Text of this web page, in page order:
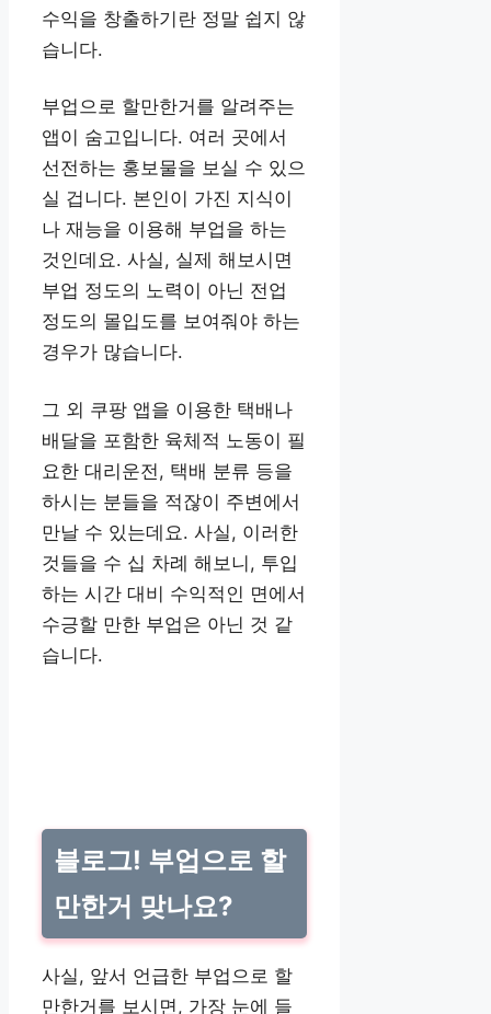
수익을 창출하기란 정말 쉽지 않
습니다.
부업으로 할만한거를 알려주는
앱이 숨고입니다. 여러 곳에서
선전하는 홍보물을 보실 수 있으
실 겁니다. 본인이 가진 지식이
나 재능을 이용해 부업을 하는
것인데요. 사실, 실제 해보시면
부업 정도의 노력이 아닌 전업
정도의 몰입도를 보여줘야 하는
경우가 많습니다.
그 외 쿠팡 앱을 이용한 택배나
배달을 포함한 육체적 노동이 필
요한 대리운전, 택배 분류 등을
하시는 분들을 적잖이 주변에서
만날 수 있는데요. 사실, 이러한
것들을 수 십 차례 해보니, 투입
하는 시간 대비 수익적인 면에서
수긍할 만한 부업은 아닌 것 같
습니다.
블로그! 부업으로 할
만한거 맞나요?
사실, 앞서 언급한 부업으로 할
만한거를 보시면, 가장 눈에 들